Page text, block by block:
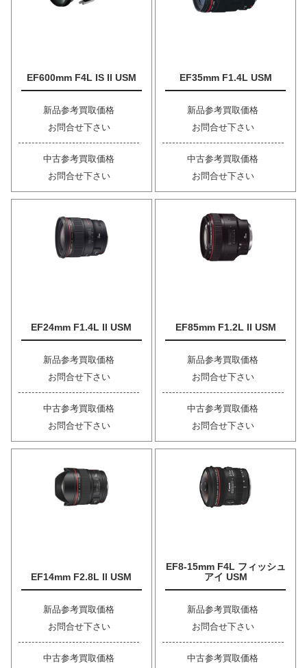
EF600mm F4L IS II USM
新品参考買取価格
お問合せ下さい
中古参考買取価格
お問合せ下さい
EF35mm F1.4L USM
新品参考買取価格
お問合せ下さい
中古参考買取価格
お問合せ下さい
EF24mm F1.4L II USM
新品参考買取価格
お問合せ下さい
中古参考買取価格
お問合せ下さい
EF85mm F1.2L II USM
新品参考買取価格
お問合せ下さい
中古参考買取価格
お問合せ下さい
EF14mm F2.8L II USM
新品参考買取価格
お問合せ下さい
中古参考買取価格
EF8-15mm F4L フィッシュ
アイ USM
新品参考買取価格
お問合せ下さい
中古参考買取価格